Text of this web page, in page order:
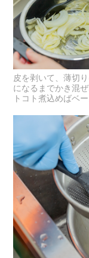
皮を剥いて、薄切
になるまでかき混
トコト煮込めばベ